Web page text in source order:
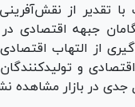
تقدیر از
جبهه اقتصادی
از التهاب
و
در بازار مشاهده